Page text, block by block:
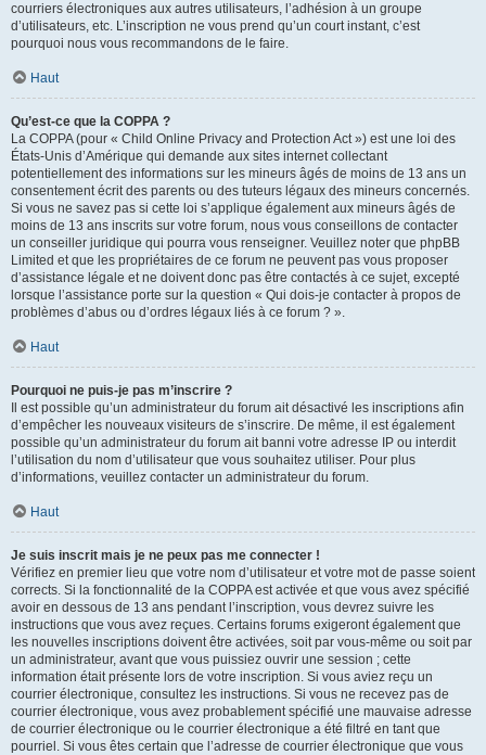
courriers électroniques aux autres utilisateurs, l’adhésion à un groupe
d’utilisateurs, etc. L’inscription ne vous prend qu’un court instant, c’est
pourquoi nous vous recommandons de le faire.
Haut
Qu’est-ce que la COPPA ?
La COPPA (pour « Child Online Privacy and Protection Act ») est une loi des
États-Unis d’Amérique qui demande aux sites internet collectant
potentiellement des informations sur les mineurs âgés de moins de 13 ans un
consentement écrit des parents ou des tuteurs légaux des mineurs concernés.
Si vous ne savez pas si cette loi s’applique également aux mineurs âgés de
moins de 13 ans inscrits sur votre forum, nous vous conseillons de contacter
un conseiller juridique qui pourra vous renseigner. Veuillez noter que phpBB
Limited et que les propriétaires de ce forum ne peuvent pas vous proposer
d’assistance légale et ne doivent donc pas être contactés à ce sujet, excepté
lorsque l’assistance porte sur la question « Qui dois-je contacter à propos de
problèmes d’abus ou d’ordres légaux liés à ce forum ? ».
Haut
Pourquoi ne puis-je pas m’inscrire ?
Il est possible qu’un administrateur du forum ait désactivé les inscriptions afin
d’empêcher les nouveaux visiteurs de s’inscrire. De même, il est également
possible qu’un administrateur du forum ait banni votre adresse IP ou interdit
l’utilisation du nom d’utilisateur que vous souhaitez utiliser. Pour plus
d’informations, veuillez contacter un administrateur du forum.
Haut
Je suis inscrit mais je ne peux pas me connecter !
Vérifiez en premier lieu que votre nom d’utilisateur et votre mot de passe soient
corrects. Si la fonctionnalité de la COPPA est activée et que vous avez spécifié
avoir en dessous de 13 ans pendant l’inscription, vous devrez suivre les
instructions que vous avez reçues. Certains forums exigeront également que
les nouvelles inscriptions doivent être activées, soit par vous-même ou soit par
un administrateur, avant que vous puissiez ouvrir une session ; cette
information était présente lors de votre inscription. Si vous aviez reçu un
courrier électronique, consultez les instructions. Si vous ne recevez pas de
courrier électronique, vous avez probablement spécifié une mauvaise adresse
de courrier électronique ou le courrier électronique a été filtré en tant que
pourriel. Si vous êtes certain que l’adresse de courrier électronique que vous